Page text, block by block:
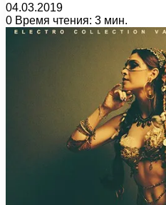
04.03.2019
0 Время чтения: 3 мин.